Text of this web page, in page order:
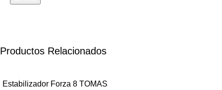
Productos Relacionados
Estabilizador Forza 8 TOMAS